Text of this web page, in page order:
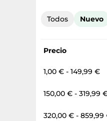
Precio total
Todos Nuevo
Precio
1,00 € - 149,99 €
150,00 € - 319,99
320,00 € - 859,99